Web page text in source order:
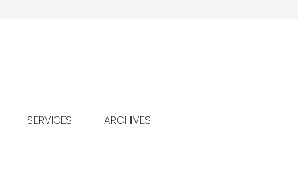
SERVICES ARCHIVES